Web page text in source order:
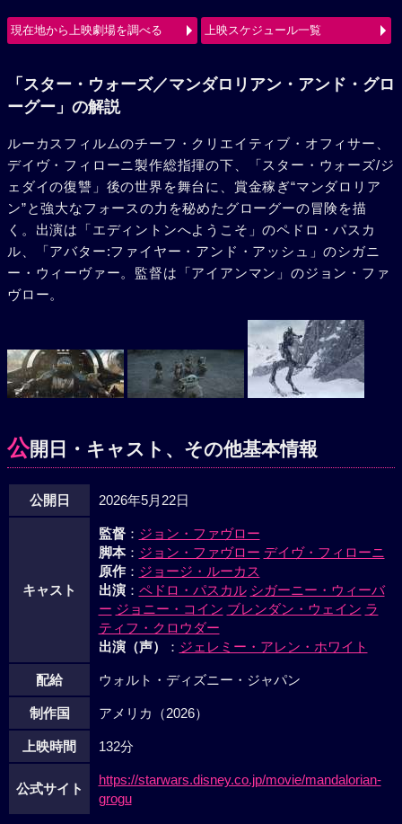
現在地から上映劇場を調べる 上映スケジュール一覧
「スター・ウォーズ／マンダロリアン・アンド・グロ
ーグー」の解説
ルーカスフィルムのチーフ・クリエイティブ・オフィサー、
デイヴ・フィローニ製作総指揮の下、「スター・ウォーズ/ジ
ェダイの復讐」後の世界を舞台に、賞金稼ぎ“マンダロリア
ン”と強大なフォースの力を秘めたグローグーの冒険を描
く。出演は「エディントンへようこそ」のペドロ・パスカ
ル、「アバター:ファイヤー・アンド・アッシュ」のシガニ
ー・ウィーヴァー。監督は「アイアンマン」のジョン・ファ
ヴロー。
公開日・キャスト、その他基本情報
公開日 2026年5月22日
キャスト
監督： ジョン・ファヴロー
脚本： ジョン・ファヴロー デイヴ・フィローニ
原作： ジョージ・ルーカス
出演： ペドロ・パスカル シガーニー・ウィーバ
ー ジョニー・コイン ブレンダン・ウェイン ラ
ティフ・クロウダー
出演（声）
： ジェレミー・アレン・ホワイト
配給 ウォルト・ディズニー・ジャパン
制作国 アメリカ（2026）
上映時間 132分
公式サイト
https://starwars.disney.co.jp/movie/mandalorian-
grogu